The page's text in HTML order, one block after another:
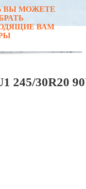
ВЫ МОЖЕТЕ
ВАМ
245/30R20